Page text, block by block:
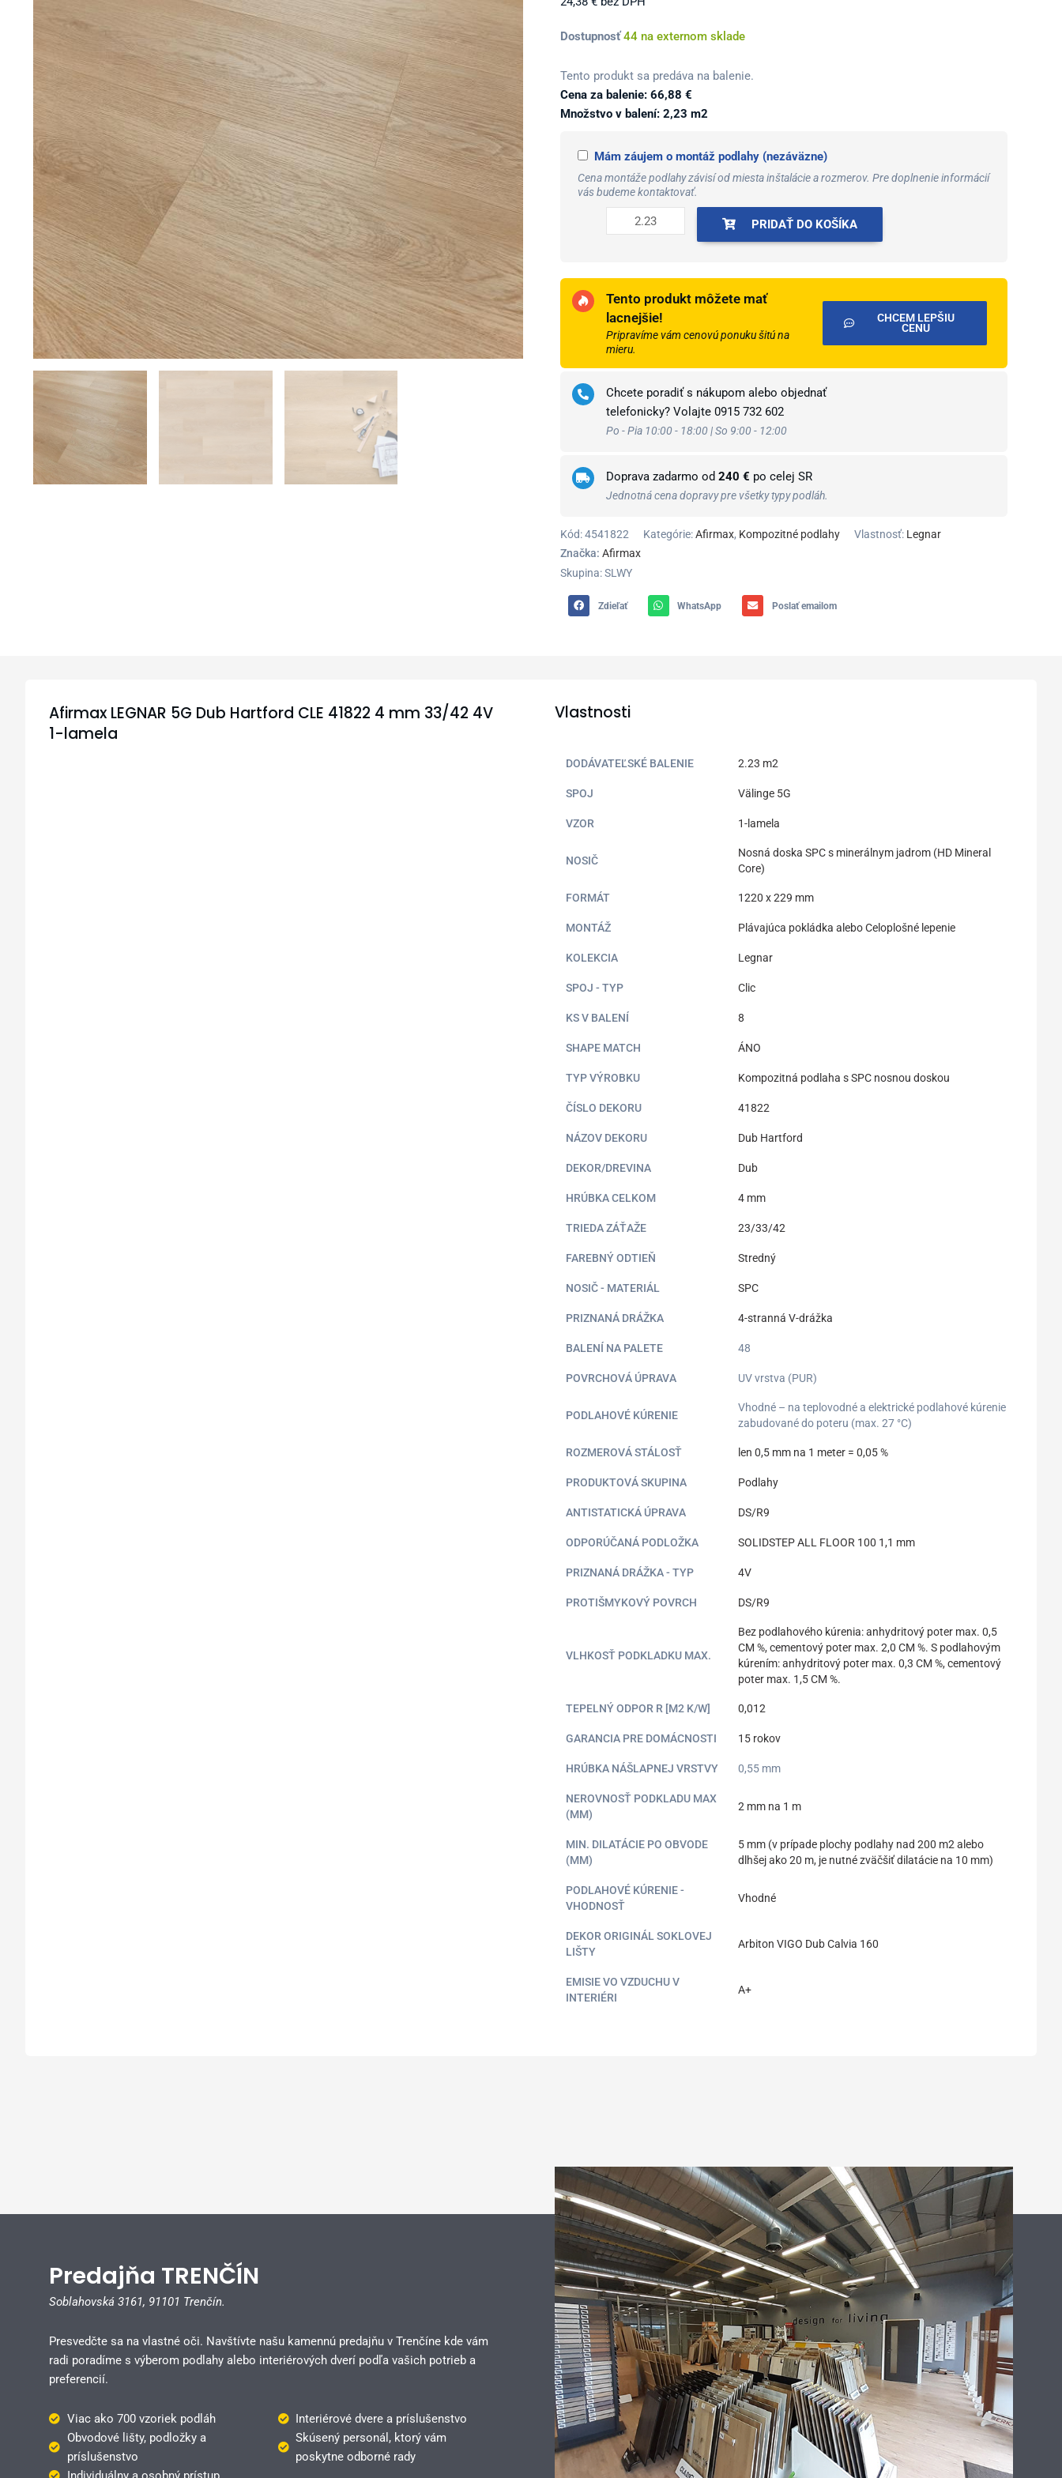
Dostupnosť 44 na externom sklade
Tento produkt sa predáva na balenie.
Cena za balenie: 66,88 €
Množstvo v balení: 2,23 m2
Cena montáže podlahy závisí od miesta inštalácie a rozmerov. Pre doplnenie informácií
vás budeme kontaktovať.
Mám záujem o montáž podlahy (nezáväzne)
množstvo
LEGNAR
5G
Dub
CLE
4
lamela
PRIDAŤ DO KOŠÍKA
Tento produkt môžete mať
lacnejšie!
Pripravíme vám cenovú ponuku šitú na
mieru.
CHCEM LEPŠIU
CENU
Chcete poradiť s nákupom alebo objednať
telefonicky? Volajte 0915 732 602
Po - Pia 10:00 - 18:00 | So 9:00 - 12:00
Doprava zadarmo od 240 € po celej SR
Jednotná cena dopravy pre všetky typy podláh.
Kód:4541822 Kategórie:Afirmax, Kompozitné podlahy Vlastnosť: Legnar
Značka: Afirmax
Skupina: SLWY
Zdieľať WhatsApp Poslať emailom
Afirmax LEGNAR 5G Dub Hartford CLE 41822 4 mm 33/42 4V
1-lamela
Vlastnosti
DODÁVATEĽSKÉ BALENIE 2.23 m2
SPOJ Välinge 5G
VZOR 1-lamela
NOSIČ
Nosná doska SPC s minerálnym jadrom (HD Mineral
Core)
FORMÁT 1220 x 229 mm
MONTÁŽ Plávajúca pokládka alebo Celoplošné lepenie
KOLEKCIA Legnar
SPOJ - TYP Clic
KS V BALENÍ 8
SHAPE MATCH ÁNO
TYP VÝROBKU Kompozitná podlaha s SPC nosnou doskou
ČÍSLO DEKORU 41822
NÁZOV DEKORU Dub Hartford
DEKOR/DREVINA Dub
HRÚBKA CELKOM 4 mm
TRIEDA ZÁŤAŽE 23/33/42
FAREBNÝ ODTIEŇ Stredný
NOSIČ - MATERIÁL SPC
PRIZNANÁ DRÁŽKA 4-stranná V-drážka
BALENÍ NA PALETE 48
POVRCHOVÁ ÚPRAVA UV vrstva (PUR)
PODLAHOVÉ KÚRENIE
Vhodné – na teplovodné a elektrické podlahové kúrenie
zabudované do poteru (max. 27 °C)
ROZMEROVÁ STÁLOSŤ len 0,5 mm na 1 meter = 0,05 %
PRODUKTOVÁ SKUPINA Podlahy
ANTISTATICKÁ ÚPRAVA DS/R9
ODPORÚČANÁ PODLOŽKA SOLIDSTEP ALL FLOOR 100 1,1 mm
PRIZNANÁ DRÁŽKA - TYP 4V
PROTIŠMYKOVÝ POVRCH DS/R9
VLHKOSŤ PODKLADKU MAX.
Bez podlahového kúrenia: anhydritový poter max. 0,5
CM %, cementový poter max. 2,0 CM %. S podlahovým
kúrením: anhydritový poter max. 0,3 CM %, cementový
poter max. 1,5 CM %.
TEPELNÝ ODPOR R [M2 K/W] 0,012
GARANCIA PRE DOMÁCNOSTI 15 rokov
HRÚBKA NÁŠLAPNEJ VRSTVY 0,55 mm
NEROVNOSŤ PODKLADU MAX
(MM)
2 mm na 1 m
MIN. DILATÁCIE PO OBVODE
(MM)
5 mm (v prípade plochy podlahy nad 200 m2 alebo
dlhšej ako 20 m, je nutné zväčšiť dilatácie na 10 mm)
PODLAHOVÉ KÚRENIE -
VHODNOSŤ
Vhodné
DEKOR ORIGINÁL SOKLOVEJ
LIŠTY
Arbiton VIGO Dub Calvia 160
EMISIE VO VZDUCHU V
INTERIÉRI
A+
Predajňa TRENČÍN
Soblahovská 3161, 91101 Trenčín.
Presvedčte sa na vlastné oči. Navštívte našu kamennú predajňu v Trenčíne kde vám
radi poradíme s výberom podlahy alebo interiérových dverí podľa vašich potrieb a
preferencií.
Viac ako 700 vzoriek podláh
Interiérové dvere a príslušenstvo
Obvodové lišty, podložky a
príslušenstvo
Skúsený personál, ktorý vám
poskytne odborné rady